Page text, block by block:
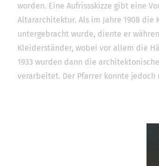
worden. Eine Aufrissskizze gibt eine
Altararchitektur. Als im Jahre 1908
untergebracht wurde, diente er
Kleiderständer, wobei vor allem die
1933 wurden dann die
verarbeitet. Der Pfarrer konnte jedoch